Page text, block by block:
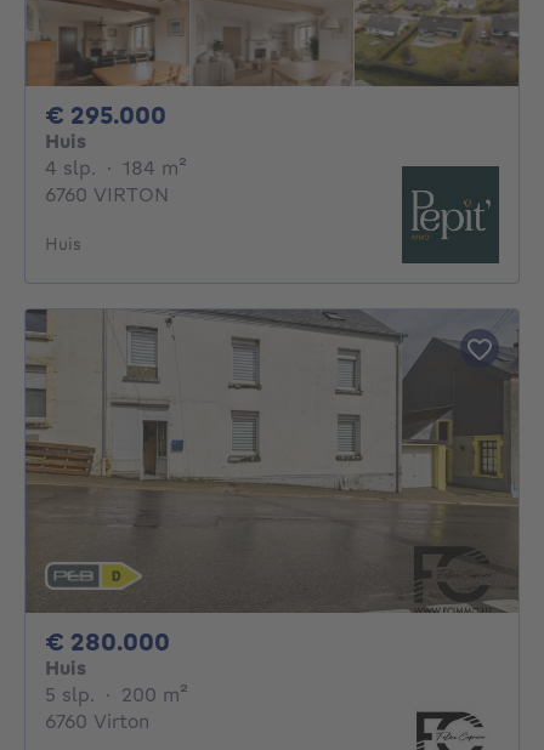
€ 295.000
Huis
4 slp. 4 slaapkamers
· 184 m²
6760 VIRTON
Huis
€ 280.000
Huis
5 slp. 5 slaapkamers
· 200 m²
6760 Virton